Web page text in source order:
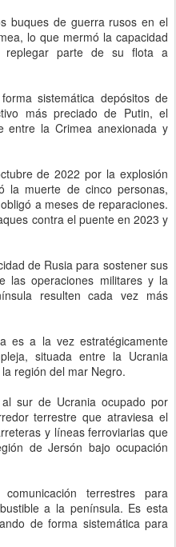
buques de guerra rusos en el
lo que mermó la capacidad
parte de su flota a
sistemática depósitos de
más preciado de Putin, el
entre la Crimea anexionada y
de 2022 por la explosión
la muerte de cinco personas,
a meses de reparaciones.
contra el puente en 2023 y
de Rusia para sostener sus
las operaciones militares y la
resulten cada vez más
es a la vez estratégicamente
situada entre la Ucrania
región del mar Negro.
sur de Ucrania ocupado por
terrestre que atraviesa el
y líneas ferroviarias que
de Jersón bajo ocupación
terrestres para
a la península. Es esta
de forma sistemática para